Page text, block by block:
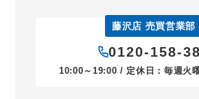
藤沢店 売買営業部
0120-158-
10:00～19:00 / 定休日：毎週火